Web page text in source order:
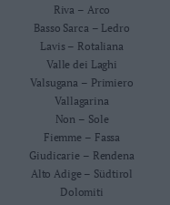
Riva – Arco
Basso Sarca – Ledro
Lavis – Rotaliana
Valle dei Laghi
Valsugana – Primiero
Vallagarina
Non – Sole
Fiemme – Fassa
Giudicarie – Rendena
Alto Adige – Südtirol
Dolomiti